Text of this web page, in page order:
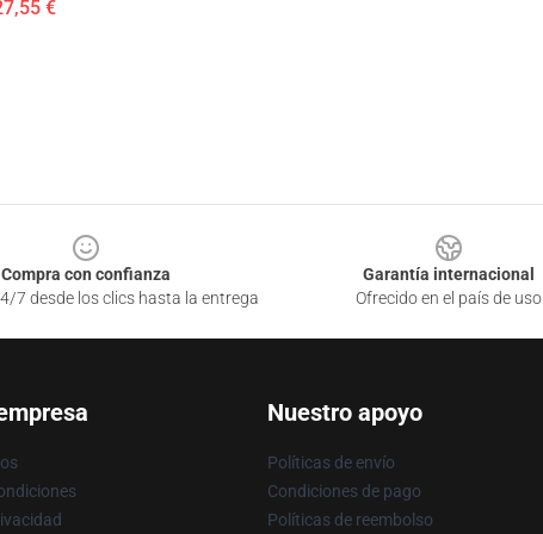
€
Compra con confianza
7 desde los clics hasta la entrega
Garantía internacional
Ofrecido en el país de uso
Nuestro apoyo
Políticas de envío
Condiciones de pago
Políticas de reembolso